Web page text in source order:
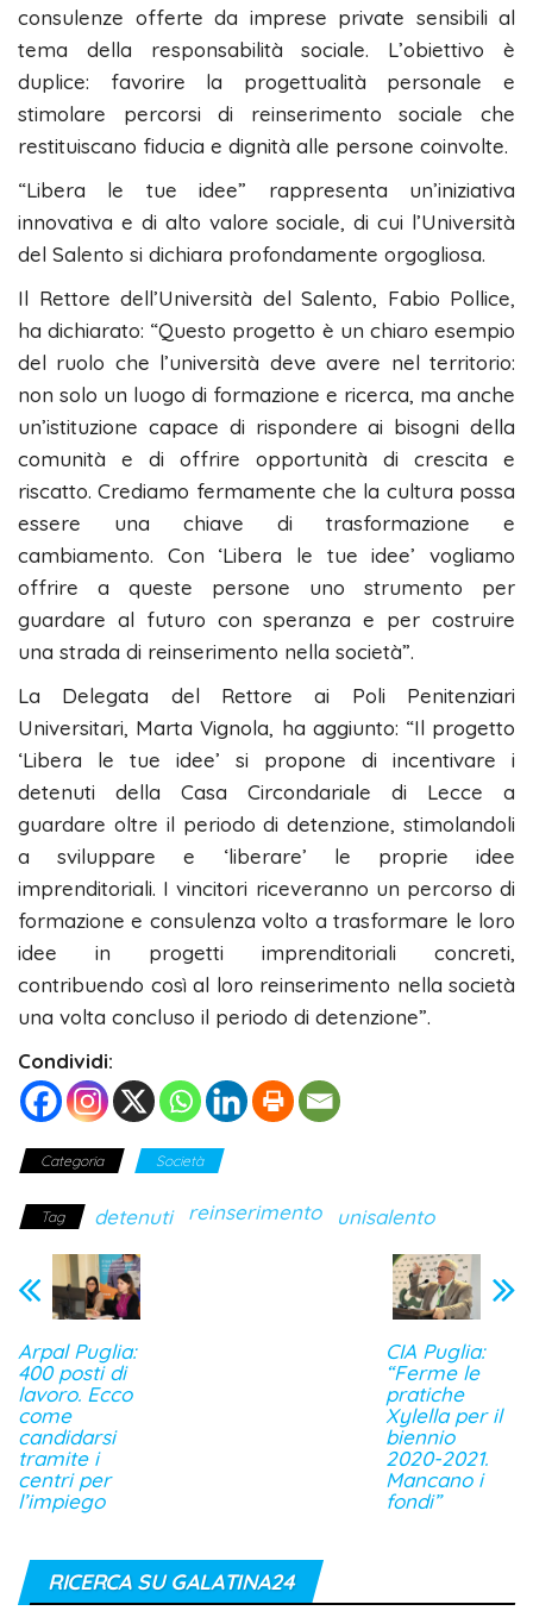
consulenze offerte da imprese private sensibili al
tema della responsabilità sociale. L’obiettivo è
duplice: favorire la progettualità personale e
stimolare percorsi di reinserimento sociale che
restituiscano fiducia e dignità alle persone coinvolte.
“Libera le tue idee” rappresenta un’iniziativa
innovativa e di alto valore sociale, di cui l’Università
del Salento si dichiara profondamente orgogliosa.
Il Rettore dell’Università del Salento, Fabio Pollice,
ha dichiarato: “Questo progetto è un chiaro esempio
del ruolo che l’università deve avere nel territorio:
non solo un luogo di formazione e ricerca, ma anche
un’istituzione capace di rispondere ai bisogni della
comunità e di offrire opportunità di crescita e
riscatto. Crediamo fermamente che la cultura possa
essere una chiave di trasformazione e
cambiamento. Con ‘Libera le tue idee’ vogliamo
offrire a queste persone uno strumento per
guardare al futuro con speranza e per costruire
una strada di reinserimento nella società”.
La Delegata del Rettore ai Poli Penitenziari
Universitari, Marta Vignola, ha aggiunto: “Il progetto
‘Libera le tue idee’ si propone di incentivare i
detenuti della Casa Circondariale di Lecce a
guardare oltre il periodo di detenzione, stimolandoli
a sviluppare e ‘liberare’ le proprie idee
imprenditoriali. I vincitori riceveranno un percorso di
formazione e consulenza volto a trasformare le loro
idee in progetti imprenditoriali concreti,
contribuendo così al loro reinserimento nella società
una volta concluso il periodo di detenzione”.
Condividi:
Categoria Società
Tag detenuti reinserimento unisalento
Arpal Puglia:
400 posti di
lavoro. Ecco
come
candidarsi
tramite i
centri per
l’impiego
CIA Puglia:
“Ferme le
pratiche
Xylella per il
biennio
2020-2021.
Mancano i
fondi”
RICERCA SU GALATINA24